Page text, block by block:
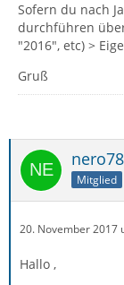
Sofern du nach
durchführen
"2016", etc) >
Gruß
Mitglied
20. November 2017
Hallo ,